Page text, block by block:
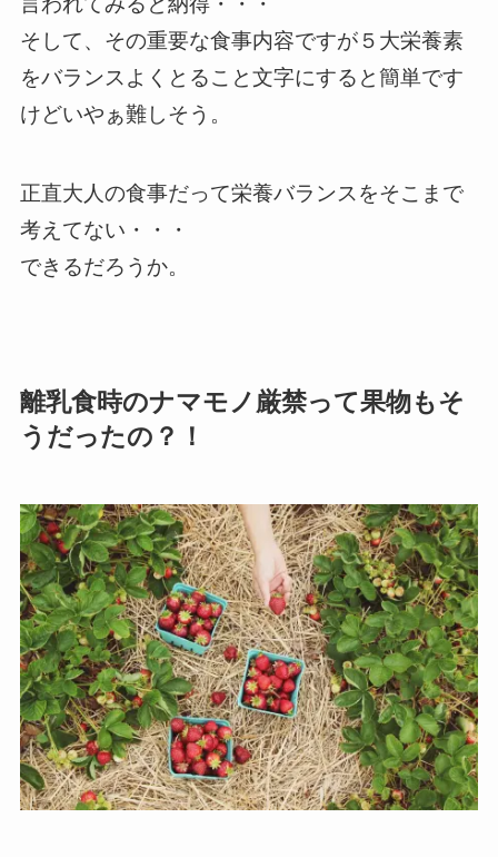
そして、その重要な食事内容ですが５大栄養素
をバランスよくとること文字にすると簡単です
けどいやぁ難しそう。
正直大人の食事だって栄養バランスをそこまで
考えてない・・・
できるだろうか。
離乳食時のナマモノ厳禁って果物もそ
うだったの？！